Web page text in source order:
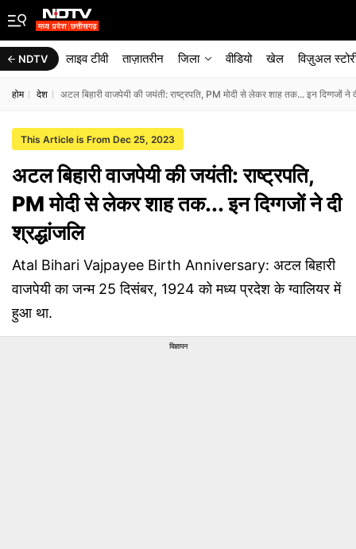
NDTV लाइव टीवी ताज़ातरीन जिला वीडियो खेल विज़ुअल
होम देश अटल बिहारी वाजपेयी की जयंती: राष्ट्रपति, PM मोदी से लेकर शाह तक... इन दिग्गजों ने
This Article is From Dec 25, 2023
अटल बिहारी वाजपेयी की जयंती: राष्ट्रपति,
PM मोदी से लेकर शाह तक... इन दिग्गजों ने दी
श्रद्धांजलि
Atal Bihari Vajpayee Birth Anniversary: अटल बिहारी
वाजपेयी का जन्म 25 दिसंबर, 1924 को मध्य प्रदेश के ग्वालियर में
हुआ था.
विज्ञापन